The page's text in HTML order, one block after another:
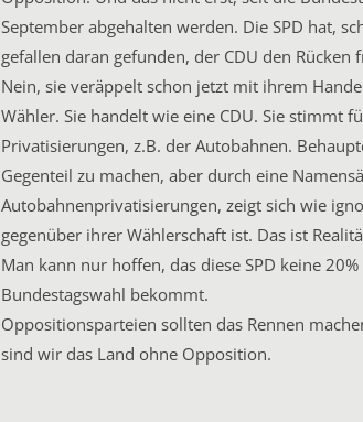
September abgehalten werden. Die SPD hat,
gefallen daran gefunden, der CDU den Rücken
Nein, sie veräppelt schon jetzt mit ihrem
Wähler. Sie handelt wie eine CDU. Sie stimmt
Privatisierungen, z.B. der Autobahnen.
Gegenteil zu machen, aber durch eine
Autobahnenprivatisierungen, zeigt sich wie
gegenüber ihrer Wählerschaft ist. Das ist
Man kann nur hoffen, das diese SPD keine
Bundestagswahl bekommt.
Oppositionsparteien sollten das Rennen
sind wir das Land ohne Opposition.